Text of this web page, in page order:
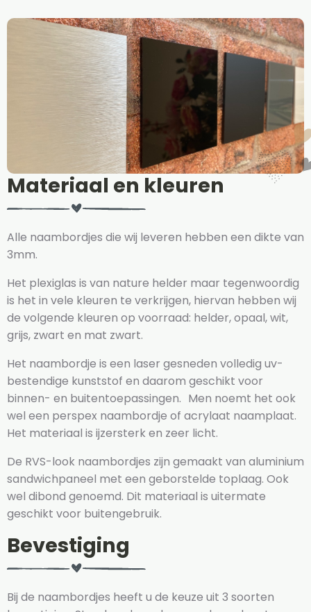
Materiaal en kleuren
Alle naambordjes die wij leveren hebben een dikte van
3mm.
Het plexiglas is van nature helder maar tegenwoordig
is het in vele kleuren te verkrijgen, hiervan hebben wij
de volgende kleuren op voorraad: helder, opaal, wit,
grijs, zwart en mat zwart.
Het naambordje is een laser gesneden volledig uv-
bestendige kunststof en daarom geschikt voor
binnen- en buitentoepassingen. Men noemt het ook
wel een perspex naambordje of acrylaat naamplaat.
Het materiaal is ijzersterk en zeer licht.
De RVS-look naambordjes zijn gemaakt van aluminium
sandwichpaneel met een geborstelde toplaag. Ook
wel dibond genoemd. Dit materiaal is uitermate
geschikt voor buitengebruik.
Bevestiging
Bij de naambordjes heeft u de keuze uit 3 soorten